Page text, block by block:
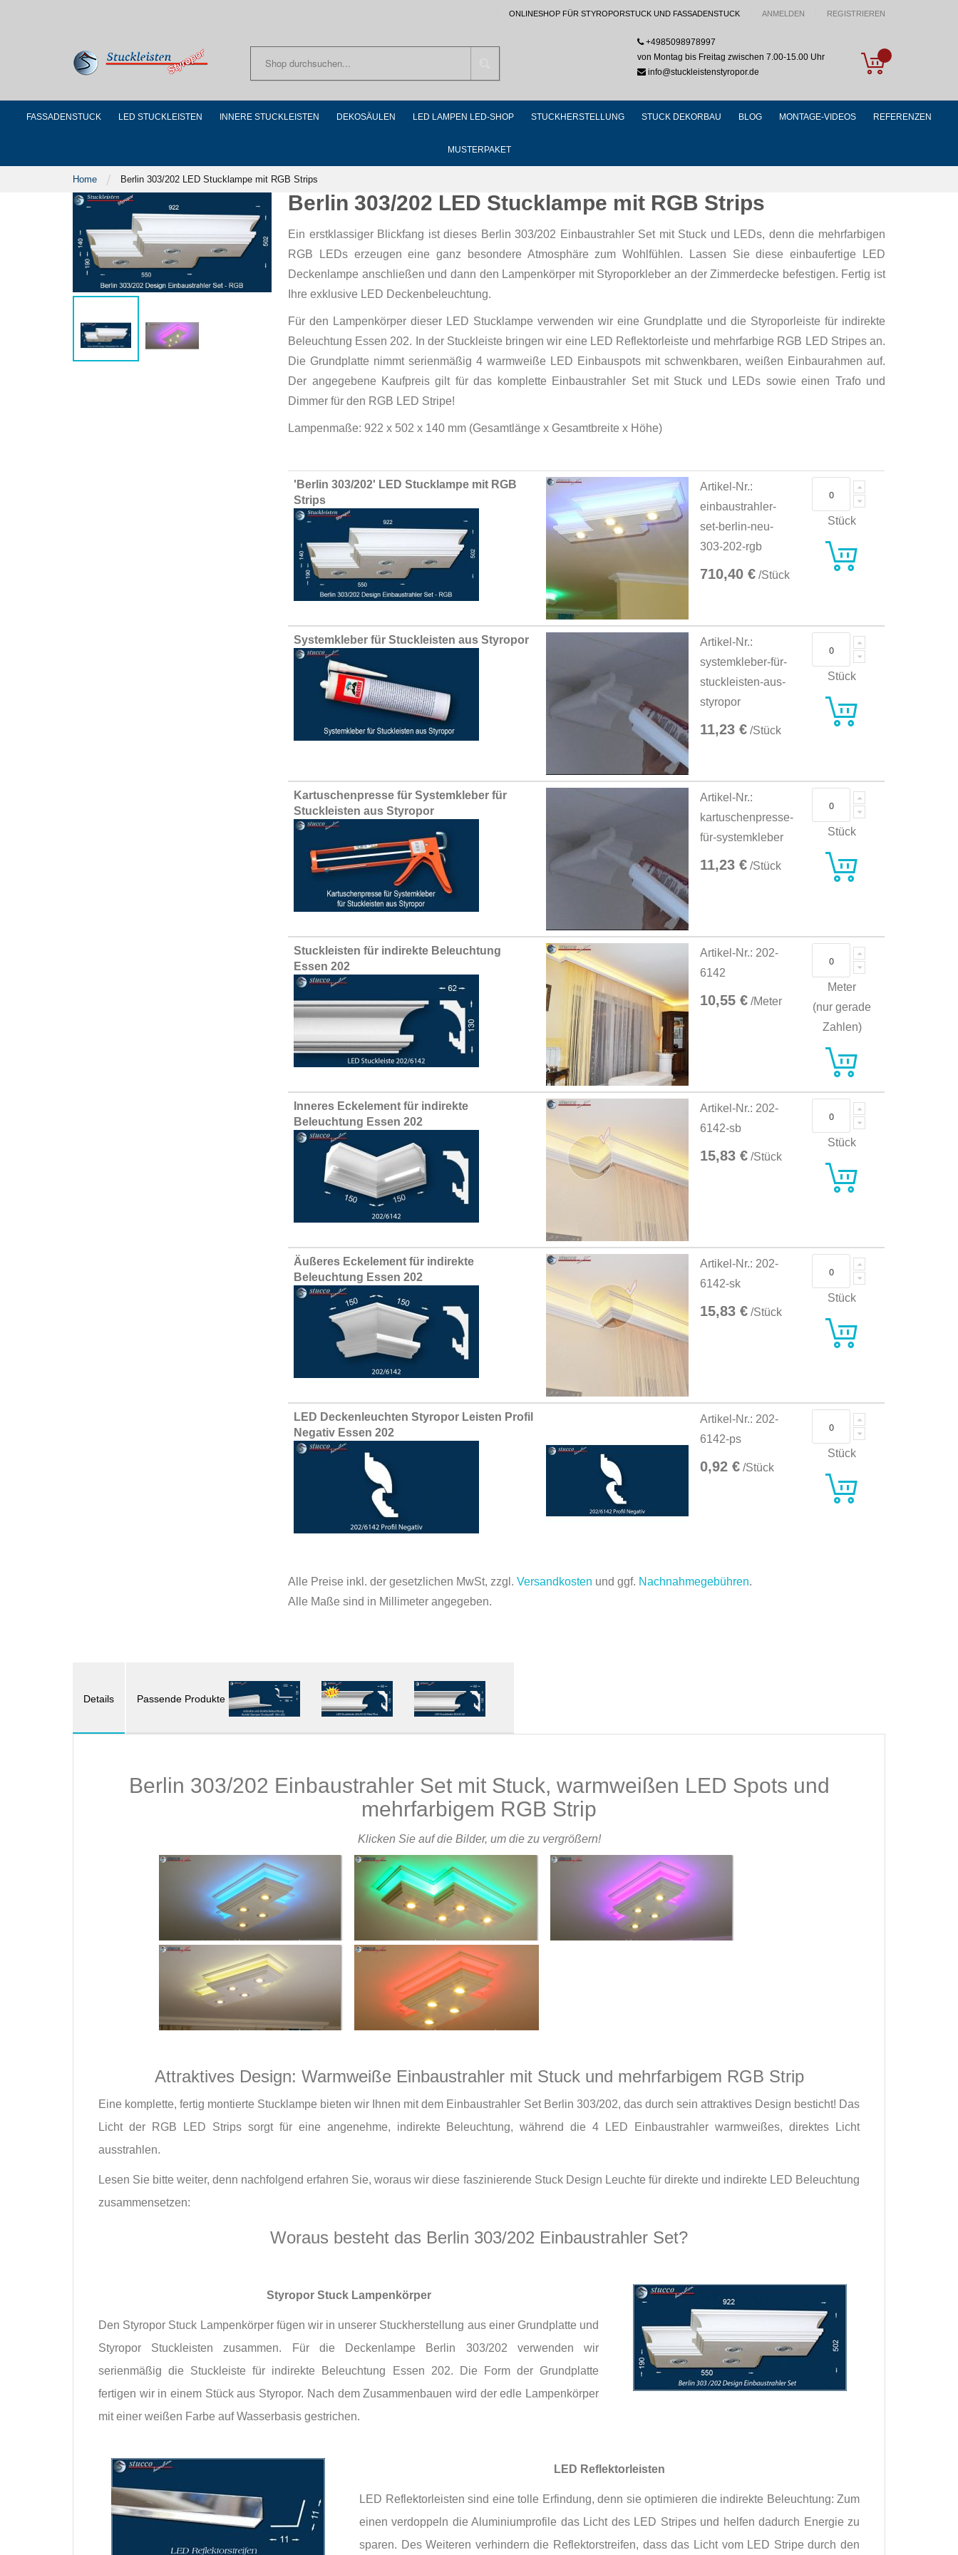
ONLINESHOP FÜR STYROPORSTUCK UND FASSADENSTUCK ANMELDEN REGISTRIEREN
My Cart
+4985098978997
von Montag bis Freitag zwischen 7.00-15.00 Uhr
info@stuckleistenstyropor.de
FASSADENSTUCK LED STUCKLEISTEN INNERE STUCKLEISTEN DEKOSÄULEN LED LAMPEN LED-SHOP STUCKHERSTELLUNG STUCK DEKORBAU BLOG MONTAGE-VIDEOS REFERENZEN
MUSTERPAKET
Home Berlin 303/202 LED Stucklampe mit RGB Strips
Berlin 303/202 LED Stucklampe mit RGB Strips
Ein erstklassiger Blickfang ist dieses Berlin 303/202 Einbaustrahler Set mit Stuck und LEDs, denn die mehrfarbigen
RGB LEDs erzeugen eine ganz besondere Atmosphäre zum Wohlfühlen. Lassen Sie diese einbaufertige LED
Deckenlampe anschließen und dann den Lampenkörper mit Styroporkleber an der Zimmerdecke befestigen. Fertig ist
Ihre exklusive LED Deckenbeleuchtung.
Für den Lampenkörper dieser LED Stucklampe verwenden wir eine Grundplatte und die Styroporleiste für indirekte
Beleuchtung Essen 202. In der Stuckleiste bringen wir eine LED Reflektorleiste und mehrfarbige RGB LED Stripes an.
Die Grundplatte nimmt serienmäßig 4 warmweiße LED Einbauspots mit schwenkbaren, weißen Einbaurahmen auf.
Der angegebene Kaufpreis gilt für das komplette Einbaustrahler Set mit Stuck und LEDs sowie einen Trafo und
Dimmer für den RGB LED Stripe!
Lampenmaße: 922 x 502 x 140 mm (Gesamtlänge x Gesamtbreite x Höhe)
Grouped
product
items
'Berlin 303/202' LED Stucklampe mit RGB
Strips
Artikel-Nr.:
einbaustrahler-
set-berlin-neu-
303-202-rgb
710,40 € /Stück
Stück
Systemkleber für Stuckleisten aus Styropor
Artikel-Nr.:
systemkleber-für-
stuckleisten-aus-
styropor
11,23 € /Stück
Stück
Kartuschenpresse für Systemkleber für
Stuckleisten aus Styropor
Artikel-Nr.:
kartuschenpresse-
für-systemkleber
11,23 € /Stück
Stück
Stuckleisten für indirekte Beleuchtung
Essen 202
Artikel-Nr.: 202-
6142
10,55 € /Meter
Meter
(nur gerade
Zahlen)
Inneres Eckelement für indirekte
Beleuchtung Essen 202
Artikel-Nr.: 202-
6142-sb
15,83 € /Stück
Stück
Äußeres Eckelement für indirekte
Beleuchtung Essen 202
Artikel-Nr.: 202-
6142-sk
15,83 € /Stück
Stück
LED Deckenleuchten Styropor Leisten Profil
Negativ Essen 202
Artikel-Nr.: 202-
6142-ps
0,92 € /Stück
Stück
Alle Preise inkl. der gesetzlichen MwSt, zzgl.Versandkosten und ggf. Nachnahmegebühren.
Alle Maße sind in Millimeter angegeben.
Details
Berlin 303/202 Einbaustrahler Set mit Stuck, warmweißen LED Spots und
mehrfarbigem RGB Strip
Klicken Sie auf die Bilder, um die zu vergrößern!
Attraktives Design: Warmweiße Einbaustrahler mit Stuck und mehrfarbigem RGB Strip
Eine komplette, fertig montierte Stucklampe bieten wir Ihnen mit dem Einbaustrahler Set Berlin 303/202, das durch sein attraktives Design besticht! Das
Licht der RGB LED Strips sorgt für eine angenehme, indirekte Beleuchtung, während die 4 LED Einbaustrahler warmweißes, direktes Licht
ausstrahlen.
Lesen Sie bitte weiter, denn nachfolgend erfahren Sie, woraus wir diese faszinierende Stuck Design Leuchte für direkte und indirekte LED Beleuchtung
zusammensetzen:
Woraus besteht das Berlin 303/202 Einbaustrahler Set?
Styropor Stuck Lampenkörper
Den Styropor Stuck Lampenkörper fügen wir in unserer Stuckherstellung aus einer Grundplatte und
Styropor Stuckleisten zusammen. Für die Deckenlampe Berlin 303/202 verwenden wir
serienmäßig die Stuckleiste für indirekte Beleuchtung Essen 202. Die Form der Grundplatte
fertigen wir in einem Stück aus Styropor. Nach dem Zusammenbauen wird der edle Lampenkörper
mit einer weißen Farbe auf Wasserbasis gestrichen.
LED Reflektorleisten
LED Reflektorleisten sind eine tolle Erfindung, denn sie optimieren die indirekte Beleuchtung: Zum
einen verdoppeln die Aluminiumprofile das Licht des LED Stripes und helfen dadurch Energie zu
sparen. Des Weiteren verhindern die Reflektorstreifen, dass das Licht vom LED Stripe durch den
Passende Produkte